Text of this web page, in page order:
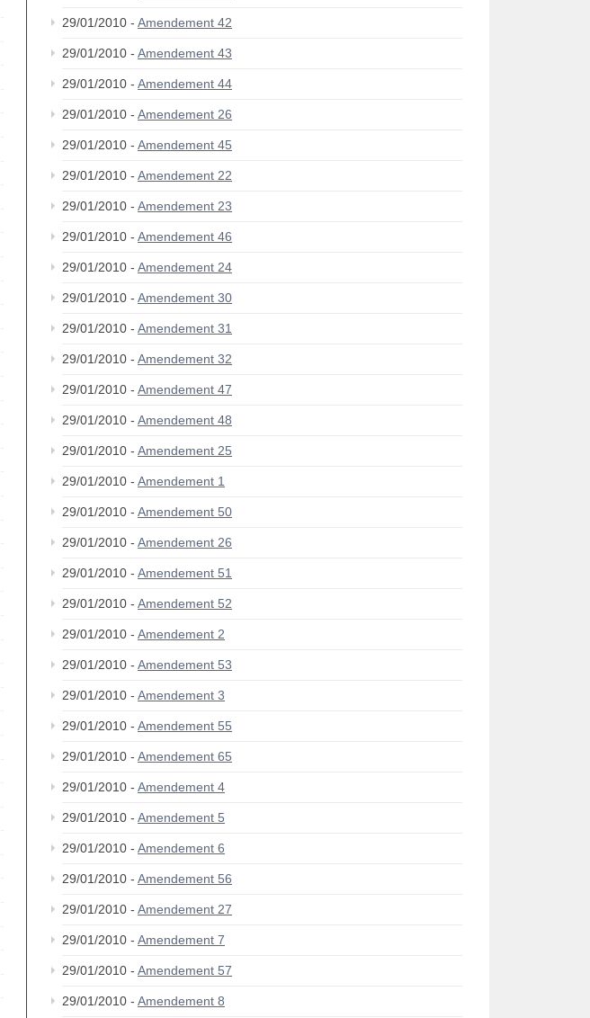
29/01/2010 - Amendement 42
29/01/2010 - Amendement 43
29/01/2010 - Amendement 44
29/01/2010 - Amendement 26
29/01/2010 - Amendement 45
29/01/2010 - Amendement 22
29/01/2010 - Amendement 23
29/01/2010 - Amendement 46
29/01/2010 - Amendement 24
29/01/2010 - Amendement 30
29/01/2010 - Amendement 31
29/01/2010 - Amendement 32
29/01/2010 - Amendement 47
29/01/2010 - Amendement 48
29/01/2010 - Amendement 25
29/01/2010 - Amendement 1
29/01/2010 - Amendement 50
29/01/2010 - Amendement 26
29/01/2010 - Amendement 51
29/01/2010 - Amendement 52
29/01/2010 - Amendement 2
29/01/2010 - Amendement 53
29/01/2010 - Amendement 3
29/01/2010 - Amendement 55
29/01/2010 - Amendement 65
29/01/2010 - Amendement 4
29/01/2010 - Amendement 5
29/01/2010 - Amendement 6
29/01/2010 - Amendement 56
29/01/2010 - Amendement 27
29/01/2010 - Amendement 7
29/01/2010 - Amendement 57
29/01/2010 - Amendement 8